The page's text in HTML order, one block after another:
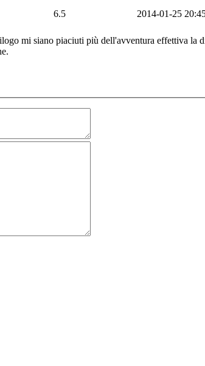
6.5
2014-01-25
mi siano piaciuti più dell'avventura effettiva la